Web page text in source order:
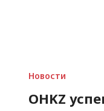
Новости
OHKZ